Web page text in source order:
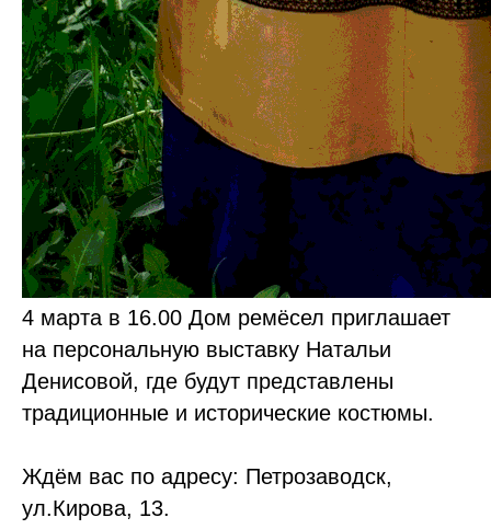
4 марта в 16.00 Дом ремёсел приглашает
на персональную выставку Натальи
Денисовой, где будут представлены
традиционные и исторические костюмы.
Ждём вас по адресу: Петрозаводск,
ул.Кирова, 13.